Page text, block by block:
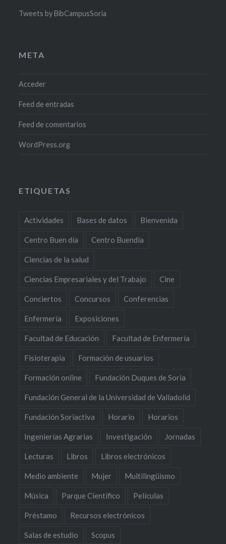
Tweets by BibCampusSoria
META
Acceder
Feed de entradas
Feed de comentarios
WordPress.org
ETIQUETAS
Actividades Bases de datos Bienvenida
Centro Buen día Centro Buendía
Ciencias de la salud
Ciencias Empresariales y del Trabajo Cine
Conciertos Concursos Conferencias
Enfermería Exposiciones
Facultad de Educación Facultad de Enfermería
Fisioterapia Formación de usuarios
Formación online Fundación Duques de Soria
Fundación General de la Universidad de Valladolid
Fundación Soriactiva Horario Horarios
Ingenierías Agrarias Investigación Jornadas
Lecturas Libros Libros electrónicos
Medio ambiente Mujer Multilingüismo
Música Parque Científico Películas
Préstamo Recursos electrónicos
Salas de estudio Scopus